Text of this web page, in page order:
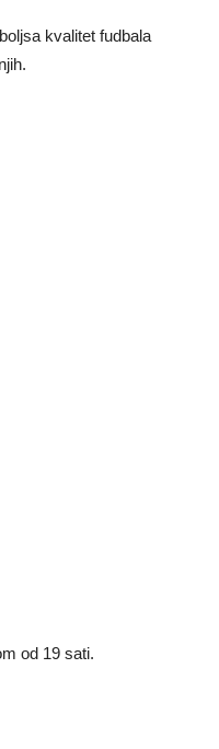
kvalitet fudbala
od 19 sati.